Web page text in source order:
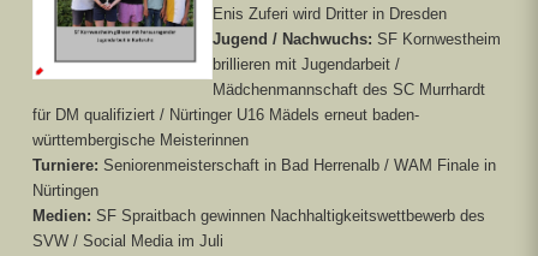
Enis Zuferi wird Dritter in Dresden
Jugend / Nachwuchs: SF Kornwestheim
brillieren mit Jugendarbeit /
Mädchenmannschaft des SC Murrhardt
für DM qualifiziert / Nürtinger U16 Mädels erneut baden-
württembergische Meisterinnen
Turniere: Seniorenmeisterschaft in Bad Herrenalb / WAM Finale in
Nürtingen
Medien: SF Spraitbach gewinnen Nachhaltigkeitswettbewerb des
SVW / Social Media im Juli